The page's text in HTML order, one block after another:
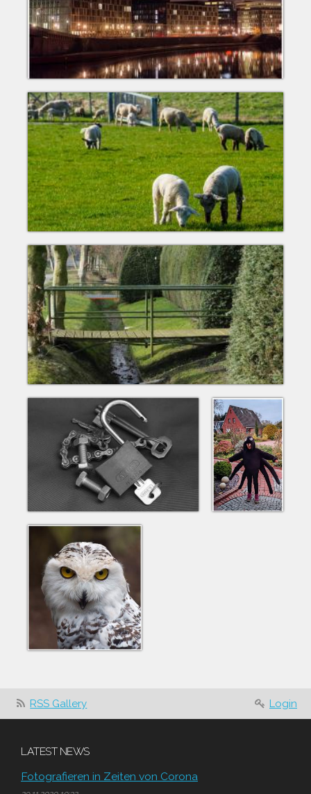
Login
RSS Gallery
LATEST NEWS
Fotografieren in Zeiten von Corona